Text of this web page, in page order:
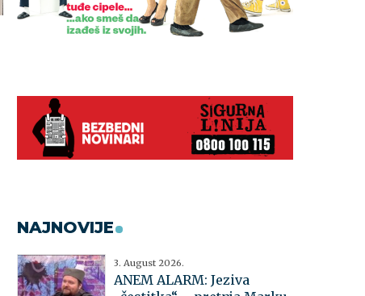
NAJNOVIJE
3. August 2026.
ANEM ALARM: Jeziva